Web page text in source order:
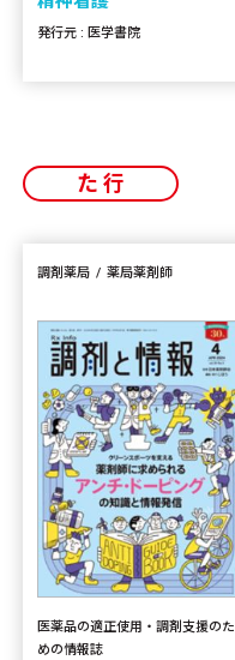
発行元 : 医学書院
た行
調剤薬局 薬局薬剤師
医薬品の適正使用・調剤支援のた
めの情報誌